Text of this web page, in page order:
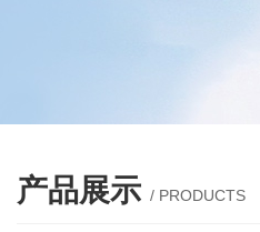
产品展示 / PRODUCTS